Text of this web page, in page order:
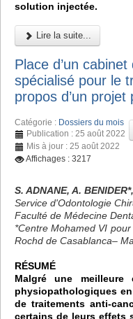
solution injectée.
Lire la suite...
Place d’un
spécialisé pour le
propos d’un projet
Catégorie : Dossiers du mois
Publication : 25 août 2022
Mis à jour : 25 août 2022
Affichages : 3217
S. ADNANE, A.
Service d'Odontologie
Faculté de Médecine
*Centre Mohamed VI
Rochd de Casablanca–
RÉSUMÉ
Malgré une meilleure
physiopathologiques
de traitements anti-
certains de leurs effets